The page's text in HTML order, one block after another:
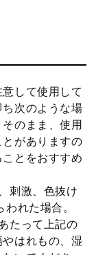
して使用して
次のような場
のまま、使用
がありますの
とをおすすめ
刺激、色抜け
われた場合。
たって上記の
はれもの、湿